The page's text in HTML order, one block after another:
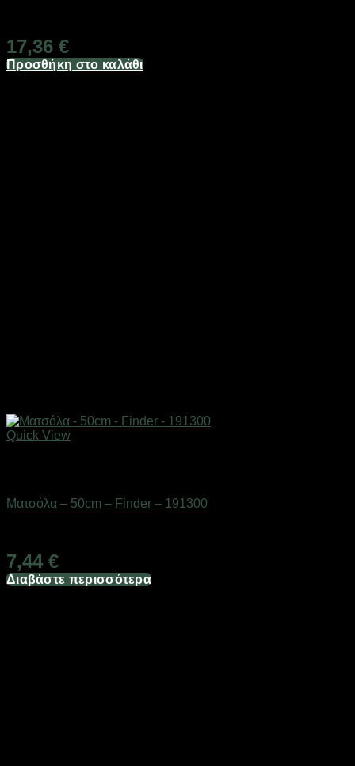
17,36 €
Προσθήκη στο καλάθι
Quick View
Ματσόλα – 50cm – Finder – 191300
7,44 €
Διαβάστε περισσότερα